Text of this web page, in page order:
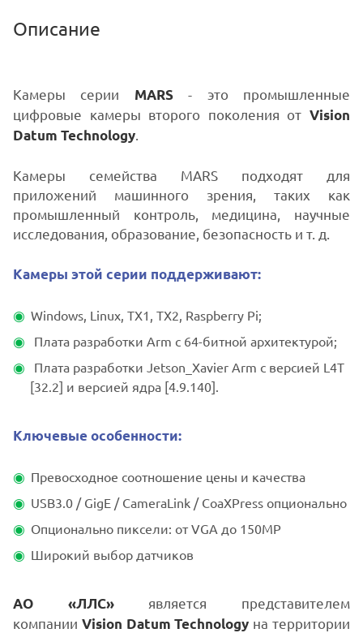
Описание
Камеры серии MARS- это промышленные
цифровые камеры второго поколения от Vision
Datum Technology
Камеры семейства MARS подходят для
приложений машинного зрения, таких как
промышленный контроль, медицина, научные
исследования, образование, безопасность и т. д.
Камеры этой серии поддерживают:
Windows, Linux, TX1, TX2, Raspberry Pi;
Плата разработки Arm с 64-битной архитектурой;
Плата разработки Jetson_Xavier Arm с версией L4T
[32.2] и версией ядра [4.9.140].
Ключевые особенности:
Превосходное соотношение цены и качества
USB3.0 / GigE / CameraLink / CoaXPress опционально
Опционально пиксели: от VGA до 150MP
Широкий выбор датчиков
АО «ЛЛС»является представителем
компании Vision Datum Technology на территории